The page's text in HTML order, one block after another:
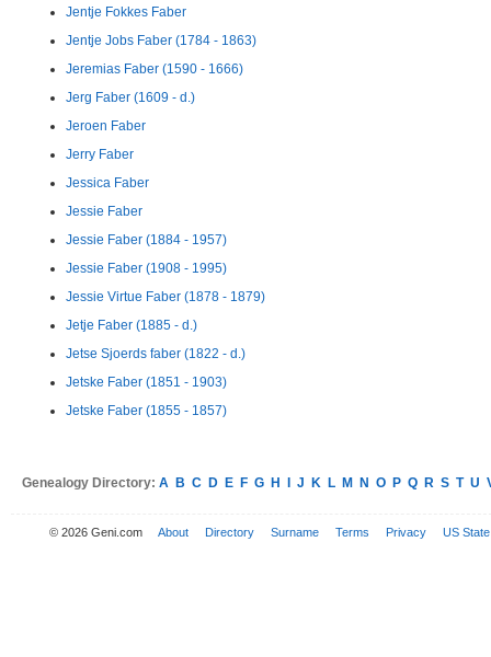
Jentje Fokkes Faber
Jentje Jobs Faber (1784 - 1863)
Jeremias Faber (1590 - 1666)
Jerg Faber (1609 - d.)
Jeroen Faber
Jerry Faber
Jessica Faber
Jessie Faber
Jessie Faber (1884 - 1957)
Jessie Faber (1908 - 1995)
Jessie Virtue Faber (1878 - 1879)
Jetje Faber (1885 - d.)
Jetse Sjoerds faber (1822 - d.)
Jetske Faber (1851 - 1903)
Jetske Faber (1855 - 1857)
Genealogy Directory: A B C D E F G H J K L M N O P Q R S T U
© 2026 Geni.com About Directory Surname Terms Privacy US